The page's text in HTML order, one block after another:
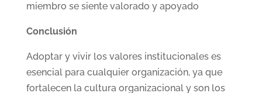
miembro se siente valorado y apoyado
Conclusión
Adoptar y vivir los valores institucionales es
esencial para cualquier organización, ya que
fortalecen la cultura organizacional y son los